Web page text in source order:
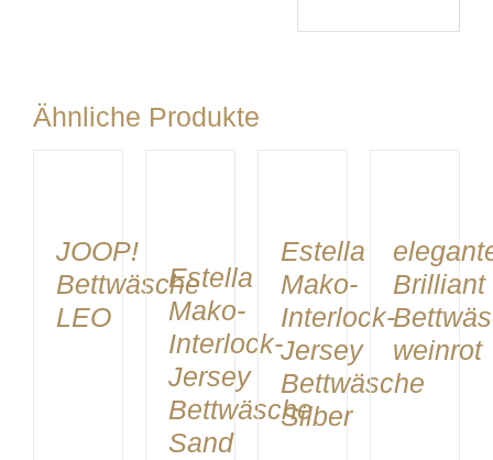
Ähnliche Produkte
JOOP!
Bettwäsche
LEO
Estella
Mako-
Interlock-
Jersey
Bettwäsche
Sand
Estella
Mako-
Interlock-
Jersey
Bettwäsche
Silber
Brilliant
weinrot